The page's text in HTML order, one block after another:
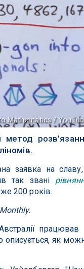
Mathematics /
метод
заявка на
так звані
200 років.
.
працював
описується, як